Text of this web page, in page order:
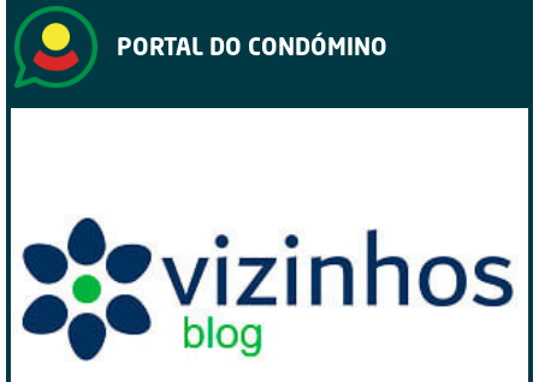
PORTAL DO CONDÓMINO